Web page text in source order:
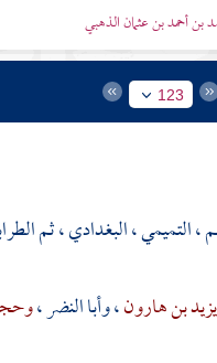
أحمد بن عثمان الذهبي
123
، التميمي ، البغدادي ، ثم
بن هارون،وأبا النضر،